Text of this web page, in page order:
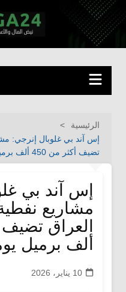
التجاوز
إلى
المحتوى
نبض المال والأعمال العراقية
الرئيسية
إس آند بي غلوبال إنرجي:
تضيف أكثر من 450 ألف برميل يومياً في 2026.
إس آند بي
مشاريع
ألف برميل
10 يناير، 2026